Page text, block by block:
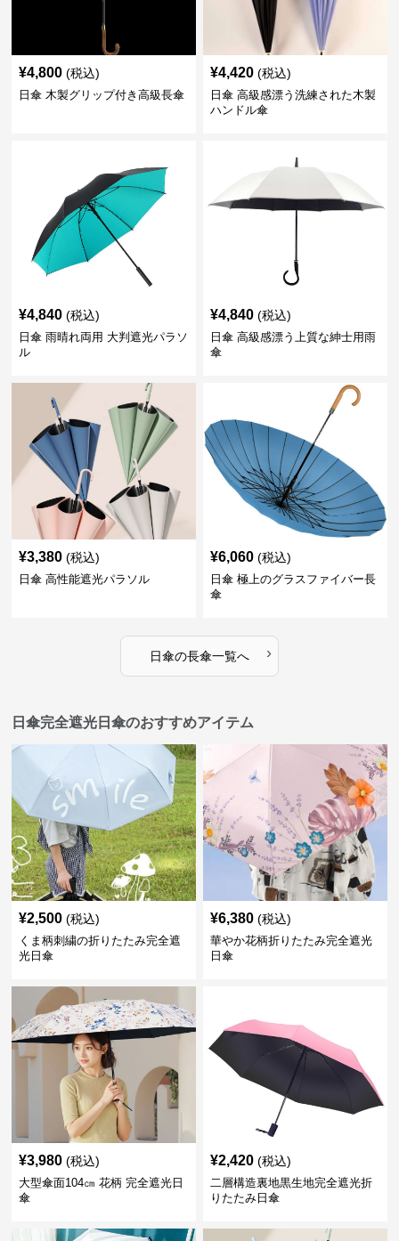
¥4,800 (税込)
日傘 木製グリップ付き高級長傘
¥4,420 (税込)
日傘 高級感漂う洗練された木製
ハンドル傘
¥4,840 (税込)
日傘 雨晴れ両用 大判遮光パラソ
ル
¥4,840 (税込)
日傘 高級感漂う上質な紳士用雨
傘
¥3,380 (税込)
日傘 高性能遮光パラソル
¥6,060 (税込)
日傘 極上のグラスファイバー長
傘
日傘の長傘一覧へ ›
日傘完全遮光日傘のおすすめアイテム
¥2,500 (税込)
くま柄刺繍の折りたたみ完全遮
光日傘
¥6,380 (税込)
華やか花柄折りたたみ完全遮光
日傘
¥3,980 (税込)
大型傘面104㎝ 花柄 完全遮光日
傘
¥2,420 (税込)
二層構造裏地黒生地完全遮光折
りたたみ日傘